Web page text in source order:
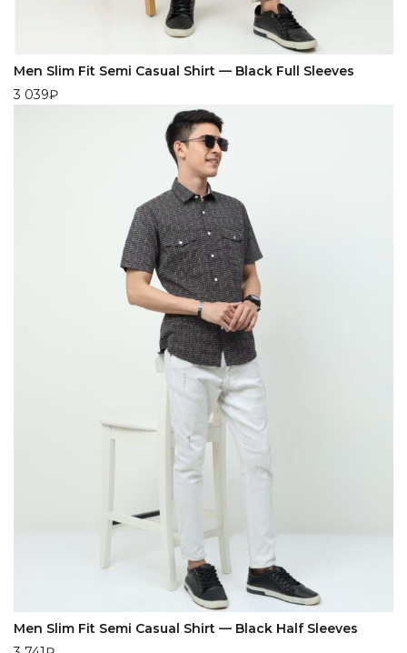
Men Slim Fit Semi Casual Shirt — Black Full Sleeves
3 039₽
Men Slim Fit Semi Casual Shirt — Black Half Sleeves